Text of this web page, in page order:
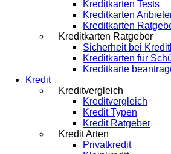
Kreditkarten Tests
Kreditkarten
Kreditkarten
Kreditkarten Ratgeber
Sicherheit bei
Kreditkarten für
Kreditkarte
Kredit
Kreditvergleich
Kreditvergleich
Kredit Typen
Kredit Ratgeber
Kredit Arten
Privatkredit